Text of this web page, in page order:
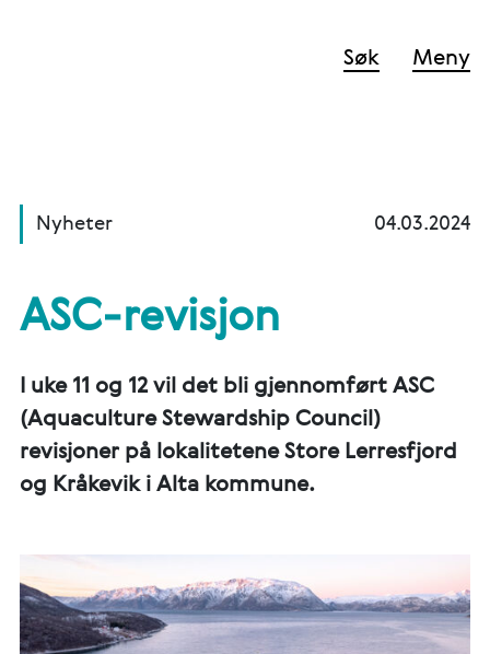
Søk Meny
Nyheter 04.03.2024
ASC-revisjon
I uke 11 og 12 vil det bli gjennomført ASC
(Aquaculture Stewardship Council)
revisjoner på lokalitetene Store Lerresfjord
og Kråkevik i Alta kommune.